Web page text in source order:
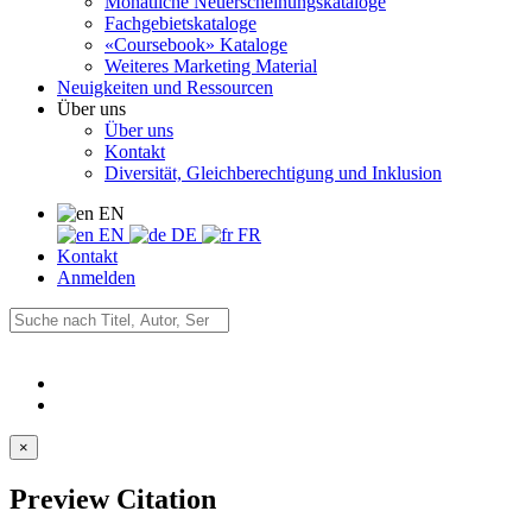
Fachgebietskataloge
«Coursebook» Kataloge
Weiteres Marketing Material
Neuigkeiten und Ressourcen
Über uns
Über uns
Kontakt
Diversität, Gleichberechtigung und Inklusion
EN
EN
DE
FR
Kontakt
Anmelden
×
Preview Citation